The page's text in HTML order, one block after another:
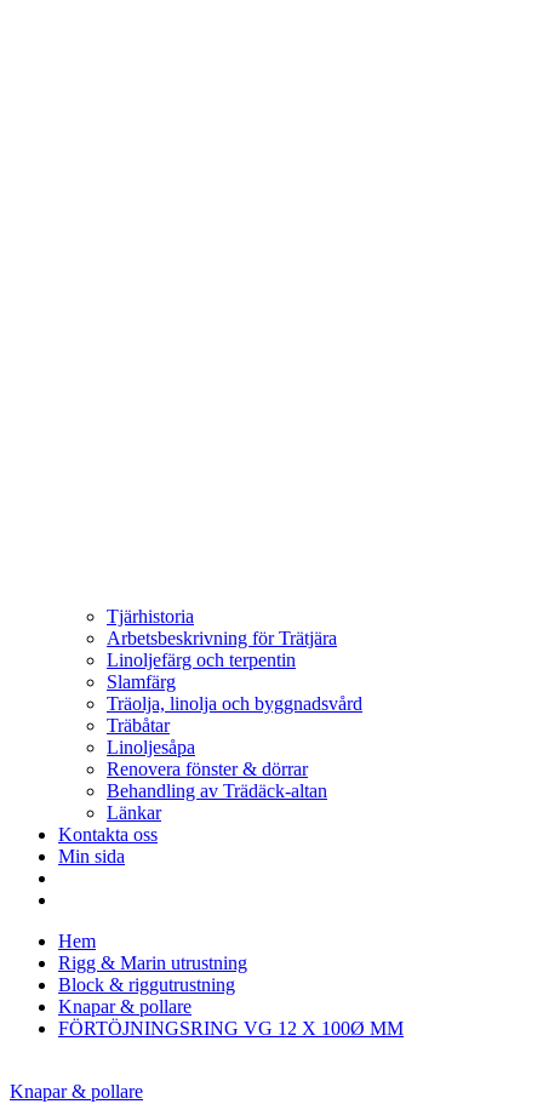
Tjärhistoria
Arbetsbeskrivning för Trätjära
Linoljefärg och terpentin
Slamfärg
Träolja, linolja och byggnadsvård
Träbåtar
Linoljesåpa
Renovera fönster & dörrar
Behandling av Trädäck-altan
Länkar
Kontakta oss
Min sida
Hem
Rigg & Marin utrustning
Block & riggutrustning
Knapar & pollare
FÖRTÖJNINGSRING VG 12 X 100Ø MM
Knapar & pollare